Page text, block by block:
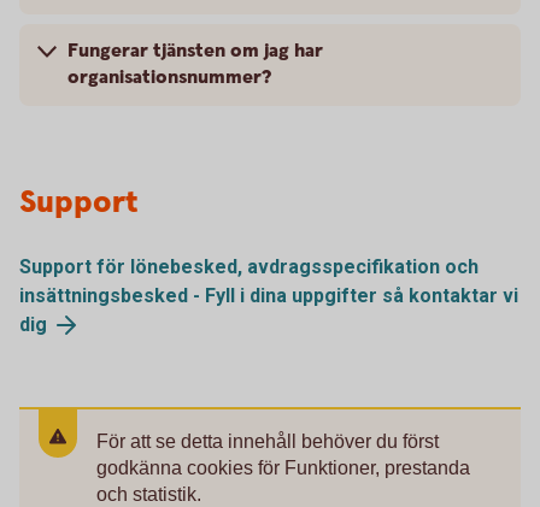
Fungerar tjänsten om jag har
organisationsnummer?
Support
Support för lönebesked, avdragsspecifikation och
insättningsbesked - Fyll i dina uppgifter så kontaktar vi
dig
För att se detta innehåll behöver du först
godkänna cookies för Funktioner, prestanda
och statistik.